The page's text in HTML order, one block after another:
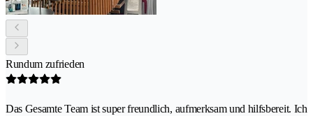
Rundum zufrieden
Das Gesamte Team ist super freundlich, aufmerksam und hilfsbereit. Ich